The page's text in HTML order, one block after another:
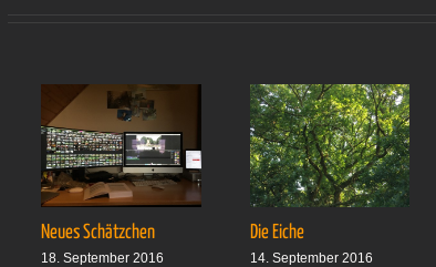
Neues Schätzchen
18. September 2016
Die Eiche
14. September 2016